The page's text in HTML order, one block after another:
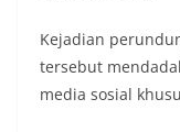
Kejadian
tersebut
media sosial